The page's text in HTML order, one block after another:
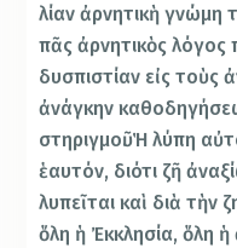
λίαν ἀρνητικὴ
πᾶς ἀρνητικὸς λόγος
δυσπιστίαν εἰς τοὺς
ἀνάγκην
στηριγμοῦ. Ἡ λύπη
ἑαυτόν, διότι ζῆ
λυπεῖται καὶ διὰ τὴν
ὅλη ἡ Ἐκκλησία, ὅλη